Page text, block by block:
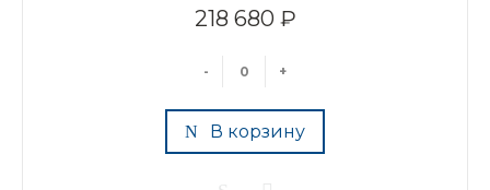
218 680 ₽
- +
В корзину